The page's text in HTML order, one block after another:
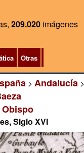
209.020 imágenes
Otras
> Andalucía>
Siglo XVI